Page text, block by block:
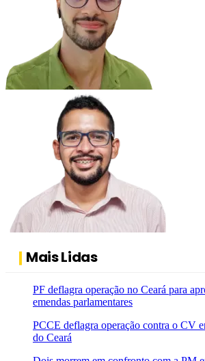
Mais Lidas
PF deflagra operação no Ceará para
emendas parlamentares
PCCE deflagra operação contra o CV
do Ceará